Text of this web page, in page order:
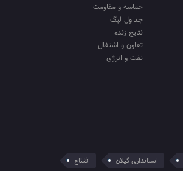
حماسه و مقاومت
جداول لیگ
نتایج زنده
تعاون و اشتغال
نفت و انرژی
استانداری گیلان افتتاح